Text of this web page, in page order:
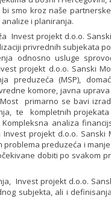
smo kroz naše
i planiranja.
Invest projekt d.o.o.
privrednih subjekata
odnosno usluge
projekt d.o.o. Sanski
preduzeća (MSP),
komore, javna
primarno se bavi
te kompletnih
analiza
projekt d.o.o.
preduzeća i
dobiti po svakom
Invest projekt d.o.o.
subjekta, ali i